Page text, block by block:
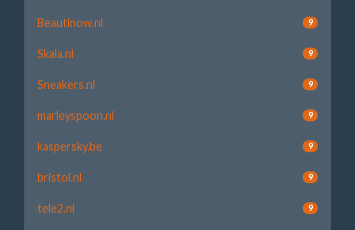
Beautinow.nl 9
Skala.nl 9
Sneakers.nl 9
marleyspoon.nl 9
kaspersky.be 9
bristol.nl 9
tele2.nl 9